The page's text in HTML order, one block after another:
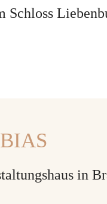
Schloss
in